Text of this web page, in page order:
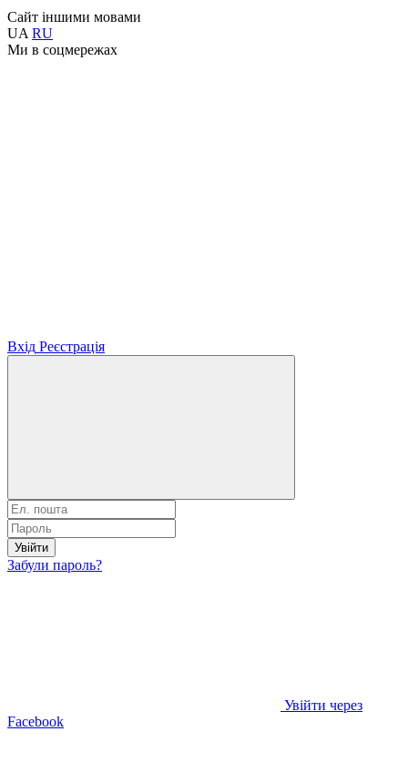
Сайт іншими мовами
UARU
Ми в соцмережах
Вхід Реєстрація
Увійти
Забули пароль?
Увійти через
Facebook